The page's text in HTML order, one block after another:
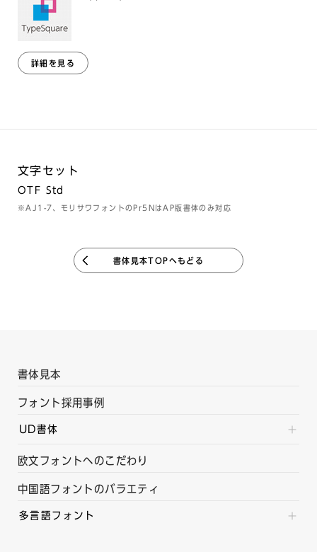
詳細を見る
文字セット
OTF Std
※AJ1-7、モリサワフォントのPr5NはAP版書体のみ対応
書体見本TOPへもどる
書体見本
フォント採用事例
UD書体
欧文フォントへのこだわり
中国語フォントのバラエティ
多言語フォント